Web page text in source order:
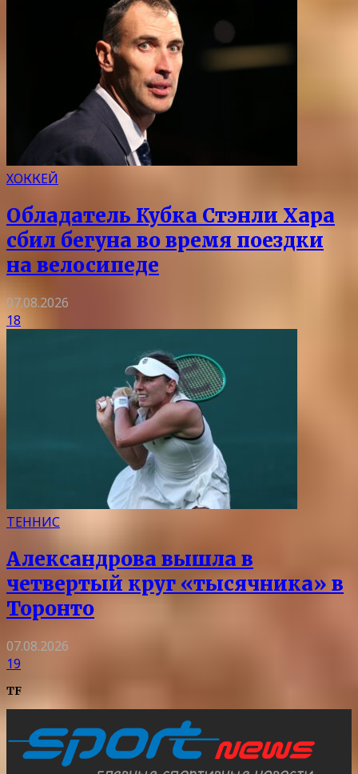
ХОККЕЙ
Обладатель Кубка Стэнли Хара
сбил бегуна во время поездки
на велосипеде
07.08.2026
18
ТЕННИС
Александрова вышла в
четвертый круг «тысячника» в
Торонто
07.08.2026
19
TF